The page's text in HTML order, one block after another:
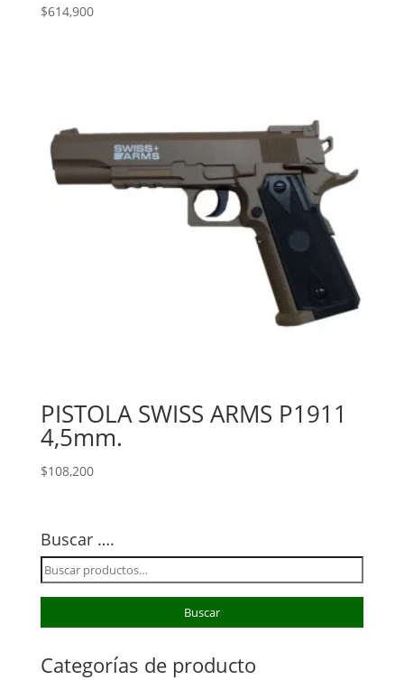
$614,900
PISTOLA SWISS ARMS P1911
4,5mm.
$108,200
Buscar ….
Buscar
por:
Buscar
Categorías de producto